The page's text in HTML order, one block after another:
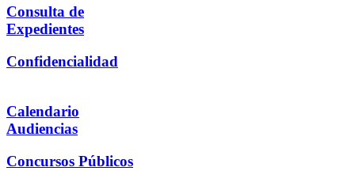
Consulta de
Expedientes
Confidencialidad
Calendario
Audiencias
Concursos Públicos